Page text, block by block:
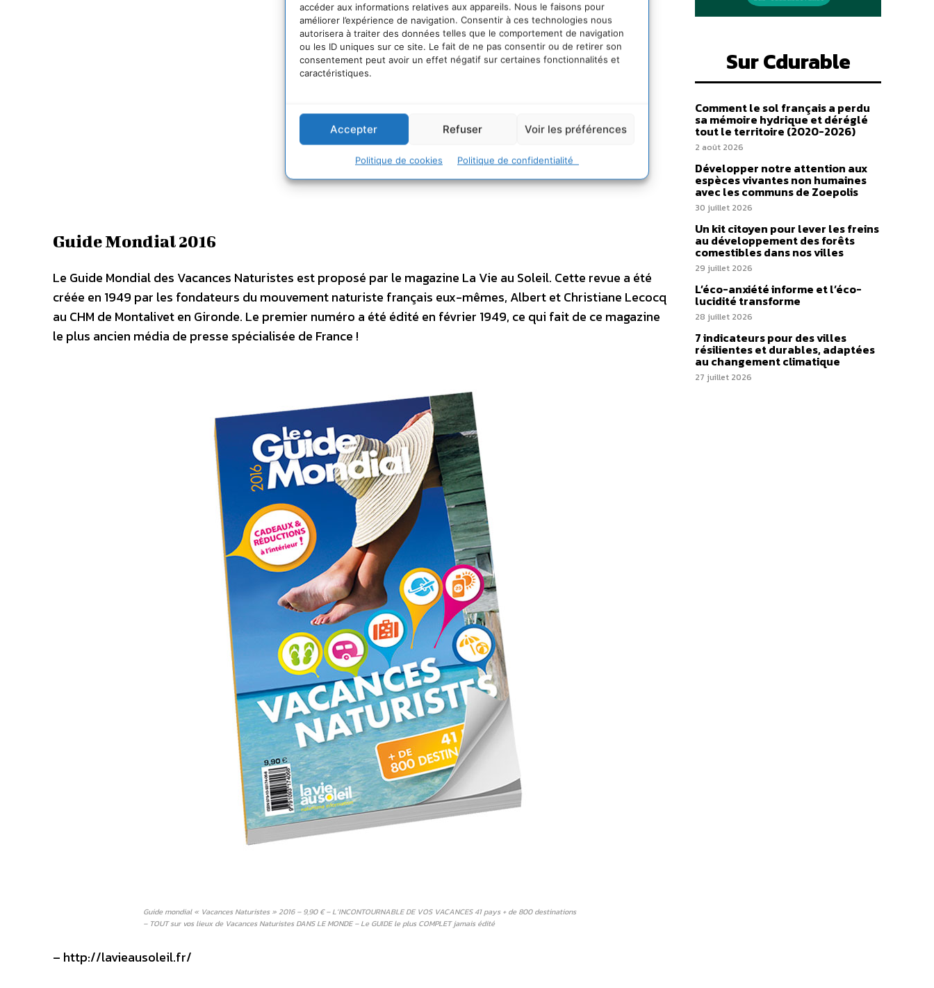
accéder aux informations relatives aux appareils. Nous le faisons pour
améliorer l’expérience de navigation. Consentir à ces technologies nous
autorisera à traiter des données telles que le comportement de navigation
ou les ID uniques sur ce site. Le fait de ne pas consentir ou de retirer son
consentement peut avoir un effet négatif sur certaines fonctionnalités et
caractéristiques.
Accepter Refuser Voir les préférences
Politique de cookies Politique de confidentialité
Guide Mondial 2016
Le Guide Mondial des Vacances Naturistes est proposé par le magazine La Vie au Soleil. Cette revue a été
créée en 1949 par les fondateurs du mouvement naturiste français eux-mêmes, Albert et Christiane Lecocq
au CHM de Montalivet en Gironde. Le premier numéro a été édité en février 1949, ce qui fait de ce magazine
le plus ancien média de presse spécialisée de France !
Guide mondial « Vacances Naturistes » 2016 – 9,90 € – L’INCONTOURNABLE DE VOS VACANCES 41 pays + de 800 destinations
– TOUT sur vos lieux de Vacances Naturistes DANS LE MONDE – Le GUIDE le plus COMPLET jamais édité
– http://lavieausoleil.fr/
Sur Cdurable
Comment le sol français a perdu
sa mémoire hydrique et déréglé
tout le territoire (2020-2026)
2 août 2026
Développer notre attention aux
espèces vivantes non humaines
avec les communs de Zoepolis
30 juillet 2026
Un kit citoyen pour lever les freins
au développement des forêts
comestibles dans nos villes
29 juillet 2026
L’éco-anxiété informe et l’éco-
lucidité transforme
28 juillet 2026
7 indicateurs pour des villes
résilientes et durables, adaptées
au changement climatique
27 juillet 2026